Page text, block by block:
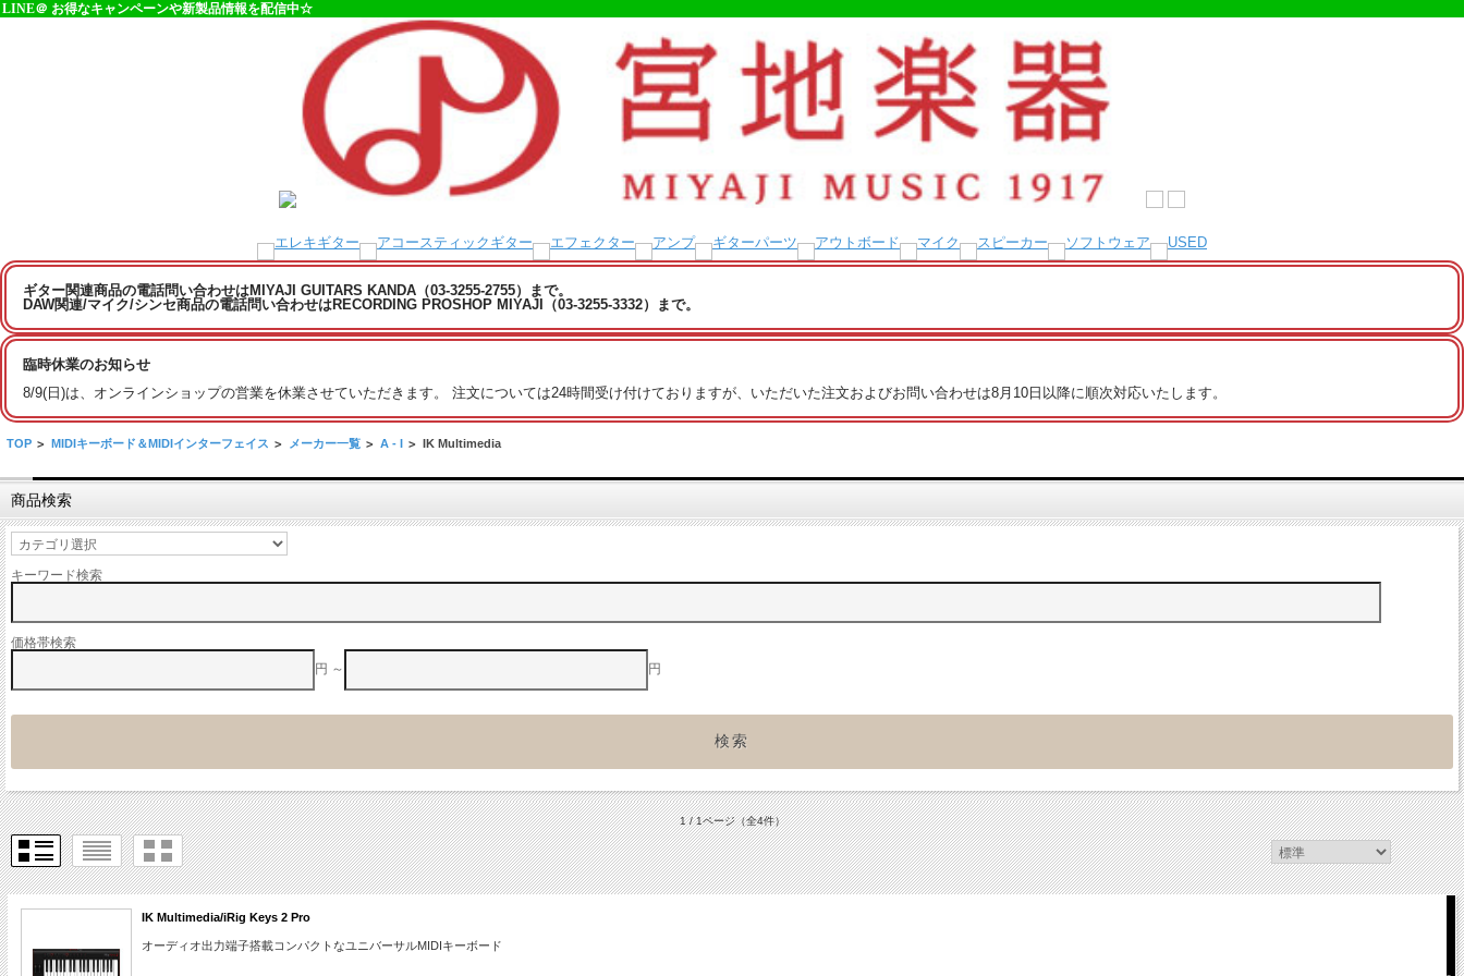
LINE＠ お得なキャンペーンや新製品情報を配信中☆
ギター関連商品の電話問い合わせはMIYAJI GUITARS KANDA（03-3255-2755）まで。
DAW関連/マイク/シンセ商品の電話問い合わせはRECORDING PROSHOP MIYAJI（03-3255-3332）まで。
臨時休業のお知らせ
8/9(日)は、オンラインショップの営業を休業させていただきます。 注文については24時間受け付けておりますが、いただいた注文およびお問い合わせは8月10日以降に順次対応いたします。
TOP > MIDIキーボード＆MIDIインターフェイス > メーカー一覧 > A - I > IK Multimedia
商品検索
キーワード検索
価格帯検索
円 ～
円
1 / 1ページ（全4件）
IK Multimedia/iRig Keys 2 Pro
オーディオ出力端子搭載コンパクトなユニバーサルMIDIキーボード